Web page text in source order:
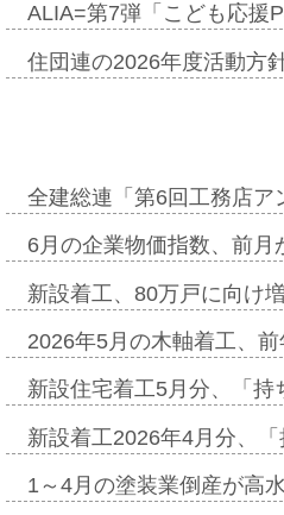
ALIA=第7弾「こども応援
住団連の2026年度活動方
全建総連「第6回工務店
6月の企業物価指数、前
新設着工、80万戸に向け
2026年5月の木軸着工、
新設住宅着工5月分、「
新設着工2026年4月分、
1～4月の塗装業倒産が高